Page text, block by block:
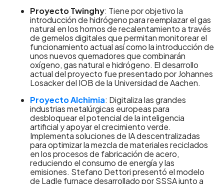
Proyecto Twinghy: Tiene por objetivo la
introducción de hidrógeno para reemplazar el gas
natural en los hornos de recalentamiento a través
de gemelos digitales que permitan monitorear el
funcionamiento actual así como la introducción de
unos nuevos quemadores que combinarán
oxígeno, gas natural e hidrógeno. El desarrollo
actual del proyecto fue presentado por Johannes
Losacker del IOB de la Universidad de Aachen.
Proyecto Alchimia: Digitaliza las grandes
industrias metalúrgicas europeas para
desbloquear el potencial de la inteligencia
artificial y apoyar el crecimiento verde.
Implementa soluciones de IA descentralizadas
para optimizar la mezcla de materiales reciclados
en los procesos de fabricación de acero,
reduciendo el consumo de energía y las
emisiones. Stefano Dettori presentó el modelo
de Ladle furnace desarrollado por SSSA junto a